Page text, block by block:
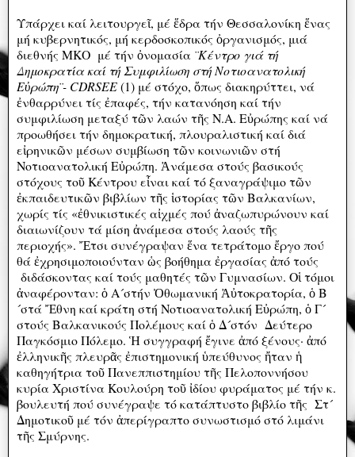
Υπάρχει καί λειτουργεῖ, μέ ἕδρα τήν Θεσσαλονίκη ἕνας
μή κυβερνητικός, μή κερδοσκοπικός ὀργανισμός, μιά
διεθνής ΜΚΟ μέ τήν ὀνομασία ¨Κέντρο γιά τή
Δημοκρατία καί τή Συμφιλίωση στή Νοτιοανατολική
Εὐρώπη¨- CDRSEE(1) μέ στόχο, ὅπως διακηρύττει, νά
ἐνθαρρύνει τίς ἐπαφές, τήν κατανόηση καί τήν
συμφιλίωση μεταξύ τῶν λαών τῆς Ν.Α. Εὐρώπης καί νά
προωθήσει τήν δημοκρατική, πλουραλιστική καί διά
εἰρηνικῶν μέσων συμβίωση τῶν κοινωνιῶν στή
Νοτιοανατολική Εὐρώπη. Ἀνάμεσα στούς βασικούς
στόχους τοῦ Κέντρου εἶναι καί τό ξαναγράψιμο τῶν
ἐκπαιδευτικῶν βιβλίων τῆς ἱστορίας τῶν Βαλκανίων,
χωρίς τίς «ἐθνικιστικές αἰχμές πού ἀναζωπυρώνουν καί
διαιωνίζουν τά μίση ἀνάμεσα στούς λαούς τῆς
περιοχής». Ἔτσι συνέγραψαν ἕνα τετράτομο ἔργο πού
θά ἐχρησιμοποιούνταν ὡς βοήθημα ἐργασίας ἀπό τούς
διδάσκοντας καί τούς μαθητές τῶν Γυμνασίων. Οἱ τόμοι
ἀναφέρονταν: ὁ Α´στήν Ὀθωμανική Ἀὐτοκρατορία, ὁ Β
´στά Ἔθνη καί κράτη στή Νοτιοανατολική Εὐρώπη, ὁ Γ´
στούς Βαλκανικούς Πολέμους καί ὁ Δ´στόν Δεύτερο
Παγκόσμιο Πόλεμο. Ἡ συγγραφή ἔγινε ἀπό ξένους· ἀπό
ἐλληνικῆς πλευρᾶς ἐπιστημονική ὑπεύθυνος ἤταν ἡ
καθηγήτρια τοῦ Πανεππιστημίου τῆς Πελοποννήσου
κυρία Χριστίνα Κουλούρη τοῦ ἰδίου φυράματος μέ τήν κ.
βουλευτή πού συνέγραψε τό κατάπτυστο βιβλίο τῆς Στ´
Δημοτικοῦ μέ τόν ἀπερίγραπτο συνωστισμό στό λιμάνι
τῆς Σμύρνης.